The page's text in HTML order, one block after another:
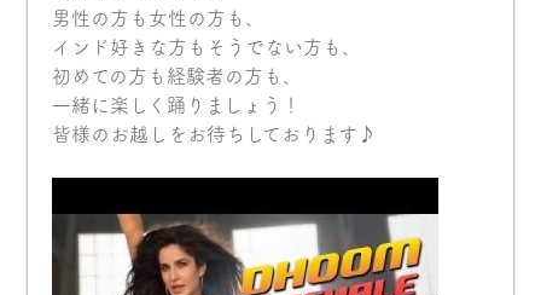
男性の方も女性の方も、
インド好きな方もそうでない方も、
初めての方も経験者の方も、
一緒に楽しく踊りましょう！
皆様のお越しをお待ちしております♪